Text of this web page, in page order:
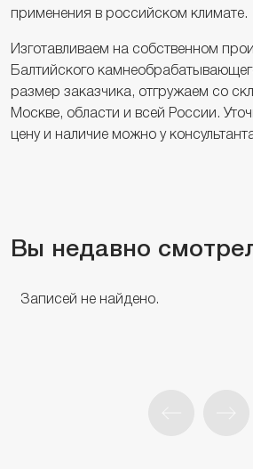
применения в российском климате.
Изготавливаем на собственном
Балтийского
размер заказчика, отгружаем со
Москве, области и всей России.
цену и наличие можно у
Вы недавно
Записей не найдено.